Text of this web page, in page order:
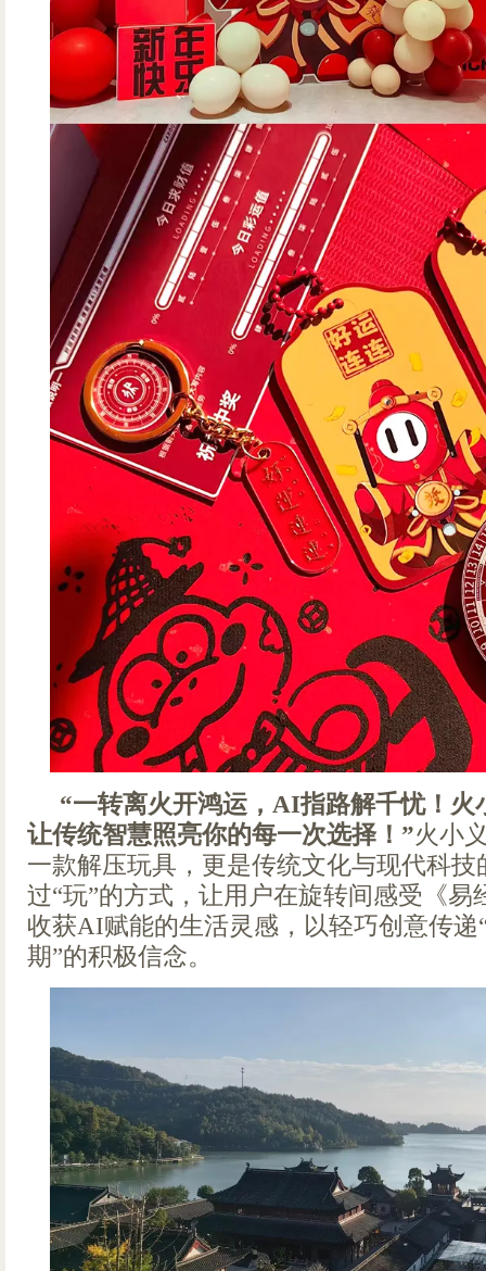
“一转离火开鸿运，AI指路解千忧！
让传统智慧照亮你的每一次选择！”火小
一款解压玩具，更是传统文化与现代科技
过“玩”的方式，让用户在旋转间感受《易
收获AI赋能的生活灵感，以轻巧创意传递
期”的积极信念。